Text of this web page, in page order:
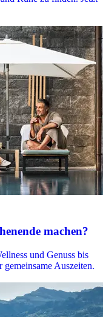
machen?
und Genuss bis
Auszeiten.